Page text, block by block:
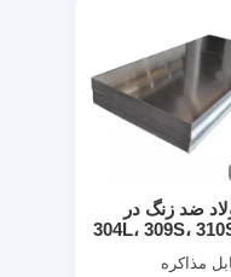
ضد زنگ در
304، 304L، 309S، 310S،
مذاکره